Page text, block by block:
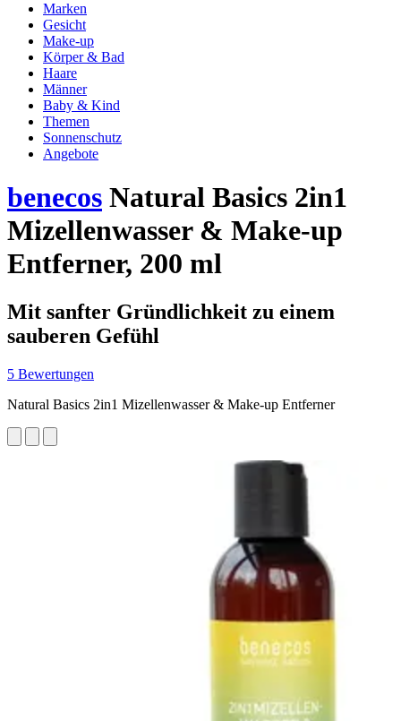
Marken
Gesicht
Make-up
Körper & Bad
Haare
Männer
Baby & Kind
Themen
Sonnenschutz
Angebote
benecos Natural Basics 2in1
Mizellenwasser & Make-up
Entferner, 200 ml
Mit sanfter Gründlichkeit zu einem
sauberen Gefühl
5 Bewertungen
Natural Basics 2in1 Mizellenwasser & Make-up Entferner